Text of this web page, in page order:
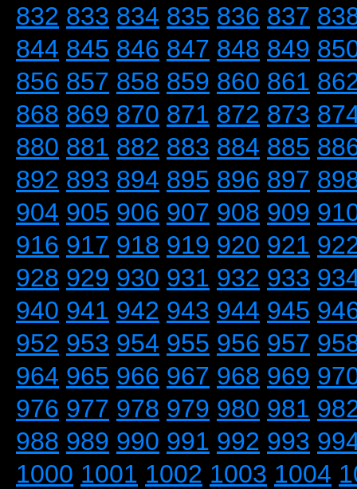
832 833 834 835 836 837
844 845 846 847 848 849
856 857 858 859 860 861
868 869 870 871 872 873
880 881 882 883 884 885
892 893 894 895 896 897
904 905 906 907 908 909
916 917 918 919 920 921
928 929 930 931 932 933
940 941 942 943 944 945
952 953 954 955 956 957
964 965 966 967 968 969
976 977 978 979 980 981
988 989 990 991 992 993
1000 1001 1002 1003 1004